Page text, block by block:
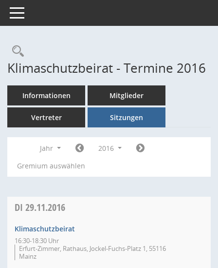
Toggle navigation
Rechercheauswahl
Klimaschutzbeirat - Termine 2016
Informationen Mitglieder
Vertreter Sitzungen
Jahr
2016
Gremium auswählen
DI 29.11.2016
Klimaschutzbeirat
16:30-18:30 Uhr
Erfurt-Zimmer, Rathaus, Jockel-Fuchs-Platz 1, 55116
Mainz